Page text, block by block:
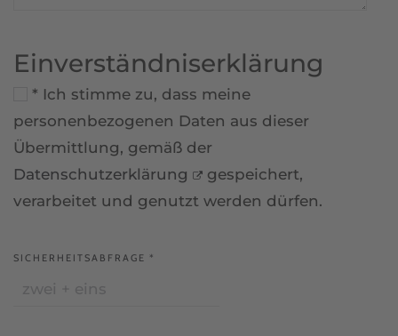
Einverständniserklärung
personenbezogenen Daten aus dieser
Übermittlung, gemäß der
Datenschutzerklärung
gespeichert,
verarbeitet und genutzt werden dürfen.
SICHERHEITSABFRAGE *